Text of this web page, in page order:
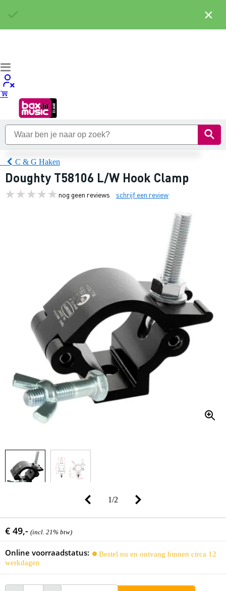
C & G Haken
Doughty T58106 L/W Hook Clamp
nog geen reviews schrijf een review
1/2
€ 49,- (incl. 21% btw)
Online voorraadstatus:
Bestel nu en ontvang binnen circa 12
werkdagen
×